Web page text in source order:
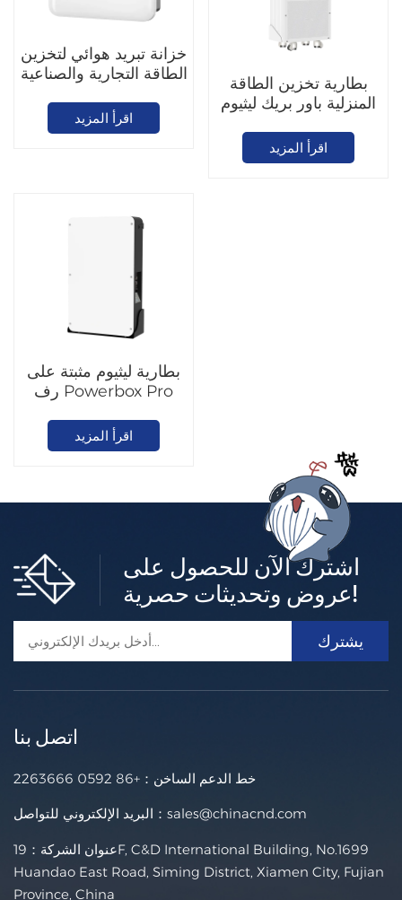
خزانة تبريد هوائي لتخزين
الطاقة التجارية والصناعية
كيلوواط ساعة
اقرأ المزيد
بطارية تخزين الطاقة
المنزلية باور بريك ليثيوم
(LiFePO4)
اقرأ المزيد
بطارية ليثيوم مثبتة على
رف Powerbox Pro
اقرأ المزيد
اشترك الآن للحصول على
عروض وتحديثات حصرية!
اتصل بنا
خط الدعم الساخن： +86 0592 2263666
البريد الإلكتروني للتواصل： sales@chinacnd.com
عنوان الشركة：19F, C&D International Building, No.1699
Huandao East Road, Siming District, Xiamen City, Fujian
Province, China